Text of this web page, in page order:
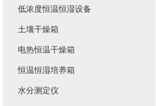
低浓度恒温恒湿设备
土壤干燥箱
电热恒温干燥箱
恒温恒湿培养箱
水分测定仪